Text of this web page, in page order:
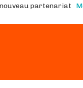
nouveau partenariat